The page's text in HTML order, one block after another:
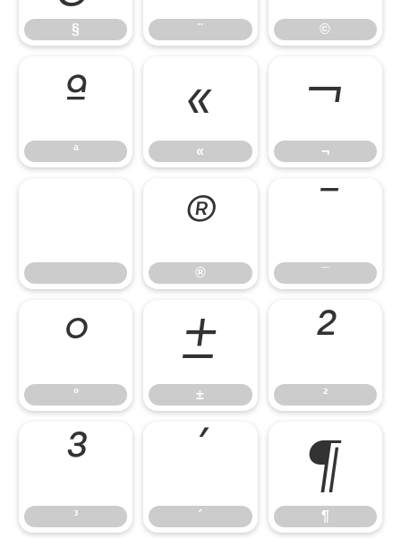
§ ¨ ©
ª
ª
«
«
¬
¬
®
® ¯
°
°
±
±
²
²
³
³ ´
¶
¶